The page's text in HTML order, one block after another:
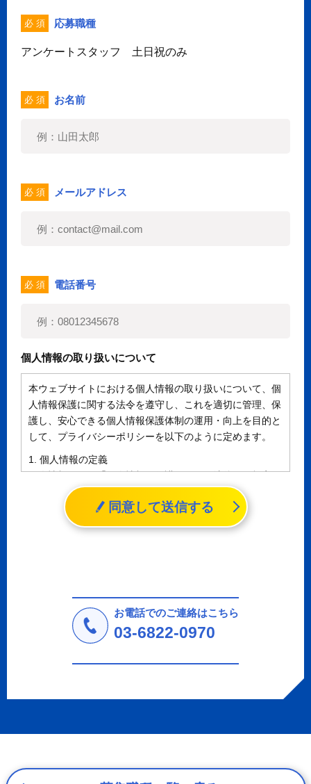
必 須 応募職種
アンケートスタッフ 土日祝のみ
必 須 お名前
必 須 メールアドレス
必 須 電話番号
個人情報の取り扱いについて
本ウェブサイトにおける個人情報の取り扱いについて、個
人情報保護に関する法令を遵守し、これを適切に管理、保
護し、安心できる個人情報保護体制の運用・向上を目的と
して、プライバシーポリシーを以下のように定めます。
1. 個人情報の定義
個人情報とは、「個人情報の保護に関する法律」に規定さ
れる生存する個人に関する情報であって、氏名、生年月日
その他の記述等により特定の個人を識別することができる
情報（個人識別情報）を指します。
a.応募者等からのお問い合わせに対応・管理するため
b.本ウェブサイトにおけるサービスの提供・運用のため
3. プライバシー尊重
4. 法令等の遵守
同意して送信する
お電話でのご連絡はこちら
03-6822-0970